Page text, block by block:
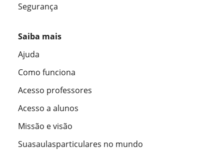
Segurança
Saiba mais
Ajuda
Como funciona
Acesso professores
Acesso a alunos
Missão e visão
Suasaulasparticulares no mundo